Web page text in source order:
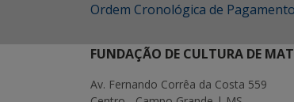
Ordem Cronológica de
FUNDAÇÃO DE CULTURA DE
Av. Fernando Corrêa da Costa 559